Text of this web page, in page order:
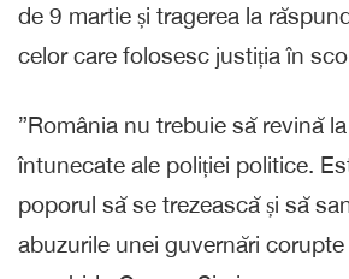
de 9 martie și tragerea la
celor care folosesc justiția în
”România nu trebuie să revină
întunecate ale poliției politice.
poporul să se trezească și să
abuzurile unei guvernări corupte